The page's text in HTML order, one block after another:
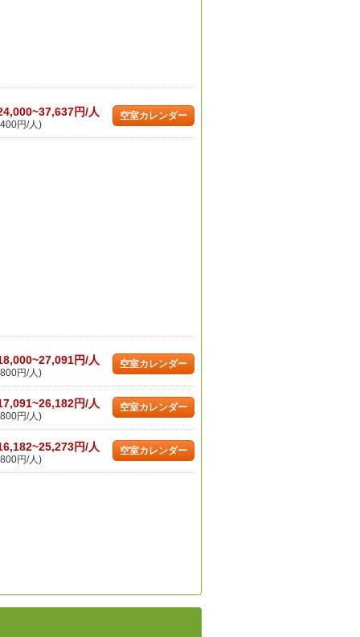
円/人
円/人)
空室カレンダー
円/人
円/人)
空室カレンダー
円/人
円/人)
空室カレンダー
円/人
円/人)
空室カレンダー